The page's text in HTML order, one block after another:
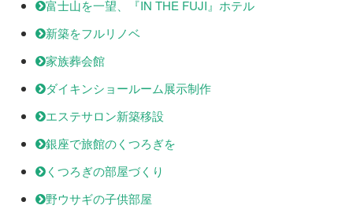
富士山を一望、『IN THE FUJI』ホテル
新築をフルリノベ
家族葬会館
ダイキンショールーム展示制作
エステサロン新築移設
銀座で旅館のくつろぎを
くつろぎの部屋づくり
野ウサギの子供部屋